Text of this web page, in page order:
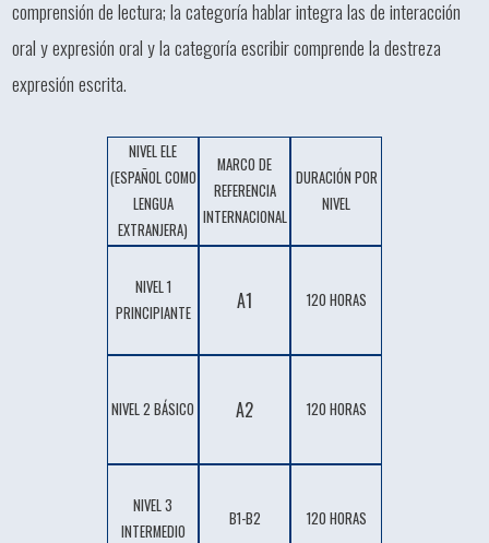
comprensión de lectura; la categoría hablar integra las de interacción
oral y expresión oral y la categoría escribir comprende la destreza
expresión escrita.
NIVEL ELE
(ESPAÑOL COMO
LENGUA
EXTRANJERA)
MARCO DE
REFERENCIA
INTERNACIONAL
DURACIÓN POR
NIVEL
NIVEL 1
PRINCIPIANTE
A1 120 HORAS
NIVEL 2 BÁSICO A2 120 HORAS
NIVEL 3
INTERMEDIO
B1-B2 120 HORAS